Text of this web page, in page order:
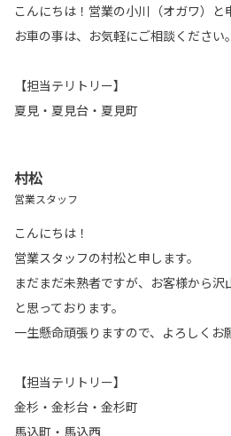
こんにちは！営業の小川（オガワ）と
お車の事は、お気軽にご相談ください。
【担当テリトリー】
夏見・夏見台・夏見町
村松
営業スタッフ
こんにちは！
営業スタッフの村松と申します。
まだまだ未熟者ですが、お客様から
と思っております。
一生懸命頑張りますので、よろしくお
【担当テリトリー】
金杉・金杉台・金杉町
馬込町・馬込西